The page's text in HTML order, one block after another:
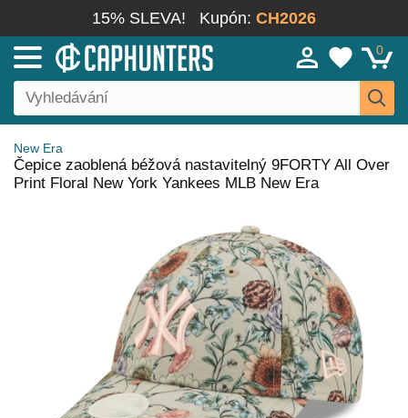
15% SLEVA! Kupón: CH2026
0
New Era
Čepice zaoblená béžová nastavitelný 9FORTY All Over
Print Floral New York Yankees MLB New Era